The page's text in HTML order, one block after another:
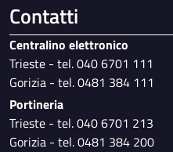
Contatti
Centralino elettronico
Trieste - tel. 040 6701 111
Gorizia - tel. 0481 384 111
Portineria
Trieste - tel. 040 6701 213
Gorizia - tel. 0481 384 200